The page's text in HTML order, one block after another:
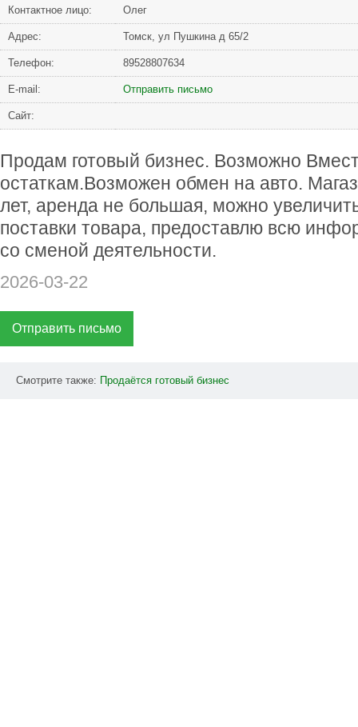
Контактное лицо: Олег
Адрес: Томск, ул Пушкина д 65/2
Телефон: 89528807634
Е-mail: Отправить письмо
Сайт:
Продам готовый бизнес. Возможно
остаткам.Возможен обмен на авто.
лет, аренда не большая, можно
поставки товара, предоставлю всю
со сменой деятельности.
2026-03-22
Отправить письмо
Смотрите также: Продаётся готовый бизнес